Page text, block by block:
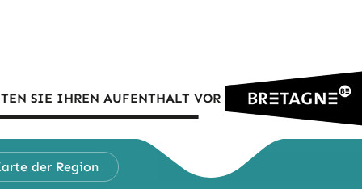
SIE IHREN AUFENTHALT VOR
der Region